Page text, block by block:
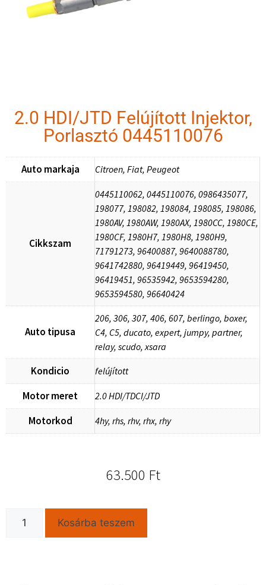
2.0 HDI/JTD Felújított Injektor,
Porlasztó 0445110076
Auto markaja Citroen, Fiat, Peugeot
Cikkszam
0445110062, 0445110076, 0986435077,
198077, 198082, 198084, 198085, 198086,
1980AV, 1980AW, 1980AX, 1980CC, 1980CE,
1980CF, 1980H7, 1980H8, 1980H9,
71791273, 96400887, 9640088780,
9641742880, 96419449, 96419450,
96419451, 96535942, 9653594280,
9653594580, 96640424
Auto tipusa
206, 306, 307, 406, 607, berlingo, boxer,
C4, C5, ducato, expert, jumpy, partner,
relay, scudo, xsara
Kondicio felújított
Motor meret 2.0 HDI/TDCI/JTD
Motorkod 4hy, rhs, rhv, rhx, rhy
63.500 Ft
Kosárba teszem